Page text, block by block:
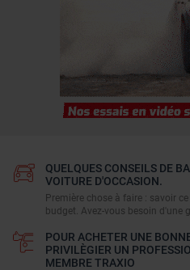
QUELQUES CONSEILS DE
VOITURE D'OCCASION.
Première chose à faire : savoir
budget. Avez-vous besoin d'une
POUR ACHETER UNE
PRIVILÈGIER UN
MEMBRE TRAXIO